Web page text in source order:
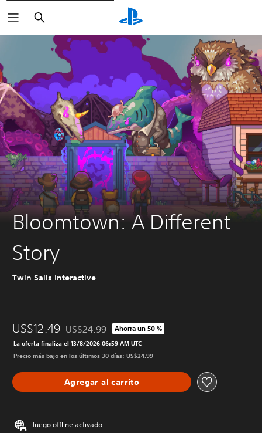
Buscar
Bloomtown: A Different
Story
Twin Sails Interactive
US$12.49 Rebajado del precio original de US$24.99
US$24.99 Ahorra un 50 %
La oferta finaliza el 13/8/2026 06:59 AM UTC
Precio más bajo en los últimos 30 días: US$24.99
Agregar al carrito
Juego offline activado